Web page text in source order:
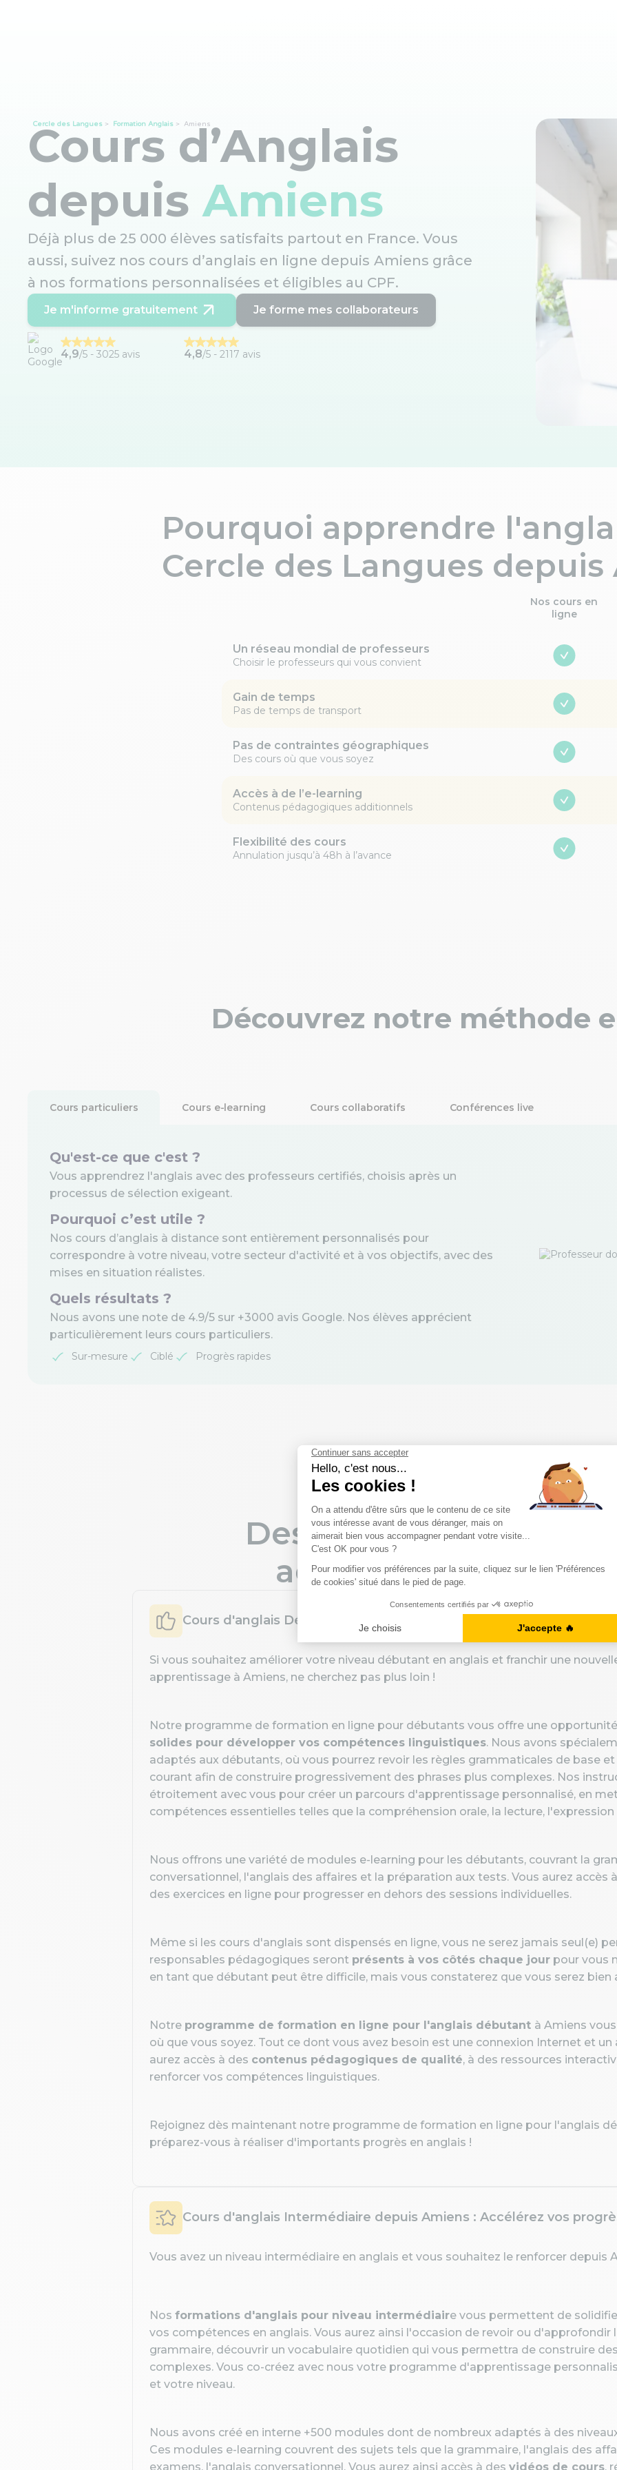
Cercle des Langues > Formation Anglais > Amiens
Cours d’Anglais
depuisAmiens
Déjà plus de 25 000 élèves satisfaits partout en France. Vous
aussi, suivez nos cours d’anglais en ligne depuis Amiens grâce
à nos formations personnalisées et éligibles au CPF.
Je m'informe gratuitement Je forme mes collaborateurs
4,9/5 - 3025 avis 4,8/5 - 2117 avis
Pourquoi apprendre
Cercle des Langues depuis
Nos cours en
ligne
Un réseau mondial de professeurs
Choisir le professeurs qui vous convient
Gain de temps
Pas de temps de transport
Pas de contraintes géographiques
Des cours où que vous soyez
Accès à de l’e-learning
Contenus pédagogiques additionnels
Flexibilité des cours
Annulation jusqu’à 48h à l’avance
Découvrez notre méthode
Cours particuliers Cours e-learning Cours collaboratifs Conférences live
Qu'est-ce que c'est ?
Vous apprendrez l'anglais avec des professeurs certifiés, choisis après un
processus de sélection exigeant.
Pourquoi c’est utile ?
Nos cours d’anglais à distance sont entièrement personnalisés pour
correspondre à votre niveau, votre secteur d'activité et à vos objectifs, avec des
mises en situation réalistes.
Quels résultats ?
Nous avons une note de 4.9/5 sur +3000 avis Google. Nos élèves apprécient
particulièrement leurs cours particuliers.
Sur-mesure Ciblé Progrès rapides
Des programmes de
adaptés à vos
Cours d'anglais Débutant depuis Amiens : Démarrez votre
Si vous souhaitez améliorer votre niveau débutant en anglais et franchir une
apprentissage à Amiens, ne cherchez pas plus loin !
Notre programme de formation en ligne pour débutants vous offre une
solides pour développer vos compétences linguistiques. Nous avons
adaptés aux débutants, où vous pourrez revoir les règles grammaticales de base
courant afin de construire progressivement des phrases plus complexes. Nos
étroitement avec vous pour créer un parcours d'apprentissage personnalisé, en
compétences essentielles telles que la compréhension orale, la lecture, l'expression
Nous offrons une variété de modules e-learning pour les débutants, couvrant la
conversationnel, l'anglais des affaires et la préparation aux tests. Vous aurez accès
des exercices en ligne pour progresser en dehors des sessions individuelles.
Même si les cours d'anglais sont dispensés en ligne, vous ne serez jamais seul(e)
responsables pédagogiques seront présents à vos côtés chaque jour pour vous
en tant que débutant peut être difficile, mais vous constaterez que vous serez bien
Notre programme de formation en ligne pour l'anglais débutant à Amiens
où que vous soyez. Tout ce dont vous avez besoin est une connexion Internet et
aurez accès à des contenus pédagogiques de qualité, à des ressources
renforcer vos compétences linguistiques.
Rejoignez dès maintenant notre programme de formation en ligne pour l'anglais
préparez-vous à réaliser d'importants progrès en anglais !
Cours d'anglais Intermédiaire depuis Amiens : Accélérez vos
Vous avez un niveau intermédiaire en anglais et vous souhaitez le renforcer depuis
Nos formations d'anglais pour niveau intermédiaire vous permettent de
vos compétences en anglais. Vous aurez ainsi l'occasion de revoir ou
grammaire, découvrir un vocabulaire quotidien qui vous permettra de construire
complexes. Vous co-créez avec nous votre programme d'apprentissage
et votre niveau.
Nous avons créé en interne +500 modules dont de nombreux adaptés à des
Ces modules e-learning couvrent des sujets tels que la grammaire, l'anglais des
examens, l'anglais conversationnel. Vous aurez ainsi accès à des vidéos de cours,